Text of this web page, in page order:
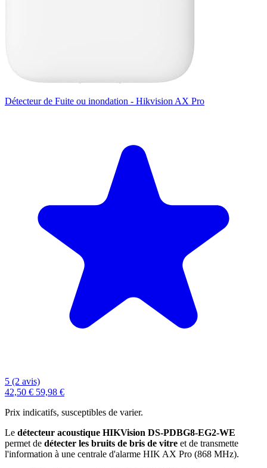
Détecteur de Fuite ou inondation - Hikvision AX Pro
5 (2 avis)
42,50 € 59,98 €
Prix indicatifs, susceptibles de varier.
Le détecteur acoustique HIKVision DS-PDBG8-EG2-WE
permet de détecter les bruits de bris de vitre et de transmette
l'information à une centrale d'alarme HIK AX Pro (868 MHz).